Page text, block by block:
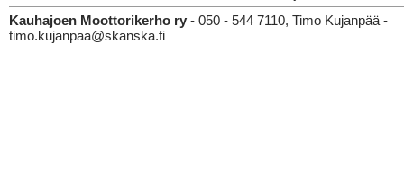
Kauhajoen Moottorikerho ry - 050 - 544 7110, Timo Kujanpää -
timo.kujanpaa@skanska.fi